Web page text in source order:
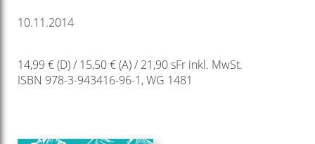
10.11.2014
14,99 € (D) / 15,50 € (A) / 21,90 sFr inkl. MwSt.
ISBN 978-3-943416-96-1, WG 1481